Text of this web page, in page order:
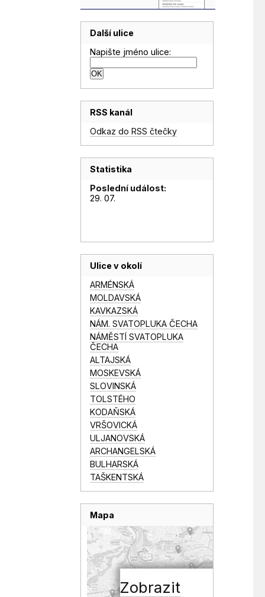
Další ulice
Napište jméno ulice:
RSS kanál
Odkaz do RSS čtečky
Statistika
Poslední událost:
29. 07.
Ulice v okolí
ARMÉNSKÁ
MOLDAVSKÁ
KAVKAZSKÁ
NÁM. SVATOPLUKA ČECHA
NÁMĚSTÍ SVATOPLUKA
ČECHA
ALTAJSKÁ
MOSKEVSKÁ
SLOVINSKÁ
TOLSTÉHO
KODAŇSKÁ
VRŠOVICKÁ
ULJANOVSKÁ
ARCHANGELSKÁ
BULHARSKÁ
TAŠKENTSKÁ
Mapa
Zobrazit